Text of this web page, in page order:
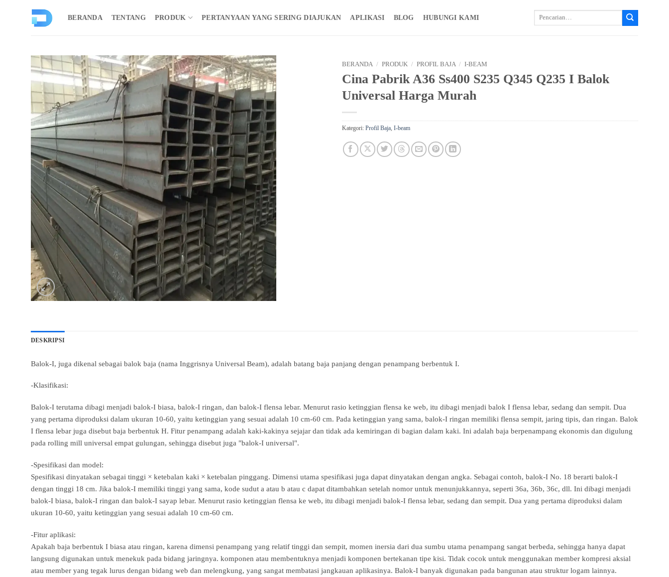
BERANDA TENTANG PRODUK PERTANYAAN YANG SERING DIAJUKAN APLIKASI BLOG HUBUNGI KAMI
Cari:
BERANDA / PRODUK / PROFIL BAJA / I-BEAM
Cina Pabrik A36 Ss400 S235 Q345 Q235 I Balok
Universal Harga Murah
Kategori: Profil Baja, I-beam
DESKRIPSI
Balok-I, juga dikenal sebagai balok baja (nama Inggrisnya Universal Beam), adalah batang baja panjang dengan penampang berbentuk I.
-Klasifikasi:
Balok-I terutama dibagi menjadi balok-I biasa, balok-I ringan, dan balok-I flensa lebar. Menurut rasio ketinggian flensa ke web, itu dibagi menjadi balok I flensa lebar, sedang dan sempit. Dua
yang pertama diproduksi dalam ukuran 10-60, yaitu ketinggian yang sesuai adalah 10 cm-60 cm. Pada ketinggian yang sama, balok-I ringan memiliki flensa sempit, jaring tipis, dan ringan. Balok
I flensa lebar juga disebut baja berbentuk H. Fitur penampang adalah kaki-kakinya sejajar dan tidak ada kemiringan di bagian dalam kaki. Ini adalah baja berpenampang ekonomis dan digulung
pada rolling mill universal empat gulungan, sehingga disebut juga "balok-I universal".
-Spesifikasi dan model:
Spesifikasi dinyatakan sebagai tinggi × ketebalan kaki × ketebalan pinggang. Dimensi utama spesifikasi juga dapat dinyatakan dengan angka. Sebagai contoh, balok-I No. 18 berarti balok-I
dengan tinggi 18 cm. Jika balok-I memiliki tinggi yang sama, kode sudut a atau b atau c dapat ditambahkan setelah nomor untuk menunjukkannya, seperti 36a, 36b, 36c, dll. Ini dibagi menjadi
balok-I biasa, balok-I ringan dan balok-I sayap lebar. Menurut rasio ketinggian flensa ke web, itu dibagi menjadi balok-I flensa lebar, sedang dan sempit. Dua yang pertama diproduksi dalam
ukuran 10-60, yaitu ketinggian yang sesuai adalah 10 cm-60 cm.
-Fitur aplikasi:
Apakah baja berbentuk I biasa atau ringan, karena dimensi penampang yang relatif tinggi dan sempit, momen inersia dari dua sumbu utama penampang sangat berbeda, sehingga hanya dapat
langsung digunakan untuk menekuk pada bidang jaringnya. komponen atau membentuknya menjadi komponen bertekanan tipe kisi. Tidak cocok untuk menggunakan member kompresi aksial
atau member yang tegak lurus dengan bidang web dan melengkung, yang sangat membatasi jangkauan aplikasinya. Balok-I banyak digunakan pada bangunan atau struktur logam lainnya.